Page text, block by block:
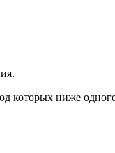
которых ниже